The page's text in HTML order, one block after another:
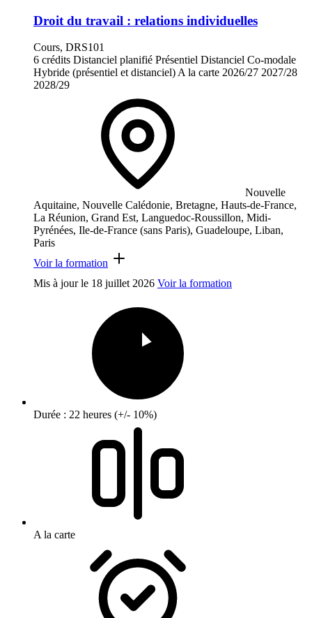
Droit du travail : relations individuelles
Cours, DRS101
6 crédits Distanciel planifié Présentiel Distanciel Co-modale
Hybride (présentiel et distanciel)A la carte 2026/27 2027/28
2028/29
Nouvelle
Aquitaine, Nouvelle Calédonie, Bretagne, Hauts-de-France,
La Réunion, Grand Est, Languedoc-Roussillon, Midi-
Pyrénées, Ile-de-France (sans Paris), Guadeloupe, Liban,
Paris
Voir la formation
Mis à jour le 18 juillet 2026 Voir la formation
Durée : 22 heures (+/- 10%)
A la carte